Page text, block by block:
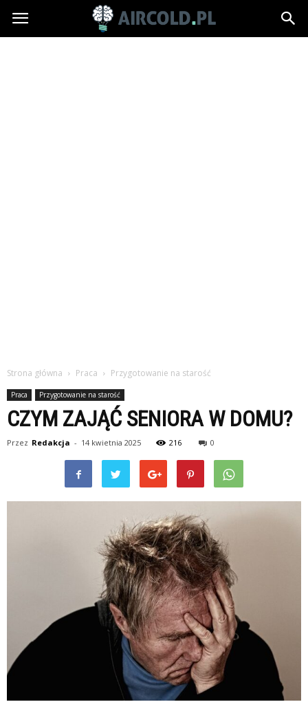
Aircold.pl
Strona główna Praca Przygotowanie na starość
Praca Przygotowanie na starość
CZYM ZAJĄĆ SENIORA W DOMU?
Przez Redakcja - 14 kwietnia 2025 216 0